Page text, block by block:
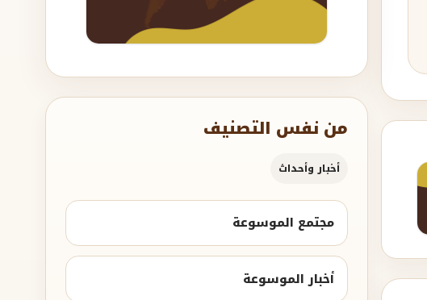
من نفس التصنيف
أخبار وأحداث
مجتمع الموسوعة
أخبار الموسوعة